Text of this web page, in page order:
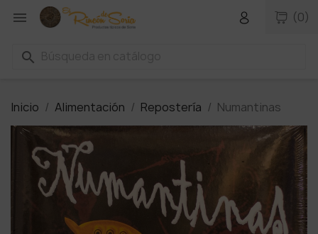
 (0)
search
Inicio Alimentación Repostería Numantinas